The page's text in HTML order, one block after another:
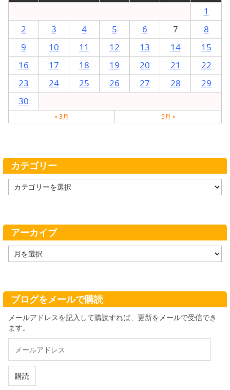
1
2
3 4 5 6 7
8
9
10 11 12 13 14
15
16
17 18 19 20 21
22
23
24 25 26 27 28
29
30
« 3月 5月 »
カテゴリー
テ
ー
アーカイブ
ー
ブ
ブログをメールで購読
メールアドレスを記入して購読すれば、更新をメールで受信でき
ます。
ル
ド
購読